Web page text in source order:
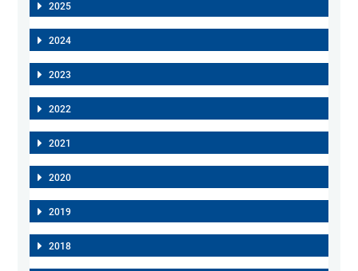
2025
2024
2023
2022
2021
2020
2019
2018